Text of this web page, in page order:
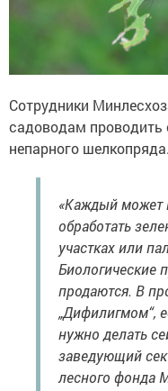
Сотрудники
садоводам проводить
непарного шелкопряда.
«Каждый может
обработать
участках или
Биологические
продаются. В
„Дифилигмом“,
нужно делать
заведующий
лесного фонда